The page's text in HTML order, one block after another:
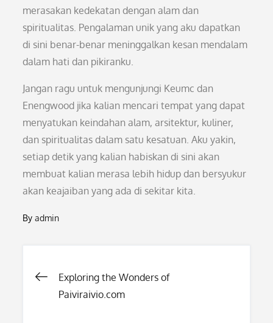
merasakan kedekatan dengan alam dan
spiritualitas. Pengalaman unik yang aku dapatkan
di sini benar-benar meninggalkan kesan mendalam
dalam hati dan pikiranku.
Jangan ragu untuk mengunjungi Keumc dan
Enengwood jika kalian mencari tempat yang dapat
menyatukan keindahan alam, arsitektur, kuliner,
dan spiritualitas dalam satu kesatuan. Aku yakin,
setiap detik yang kalian habiskan di sini akan
membuat kalian merasa lebih hidup dan bersyukur
akan keajaiban yang ada di sekitar kita.
Byadmin
Post
Exploring the Wonders of
Paiviraivio.com